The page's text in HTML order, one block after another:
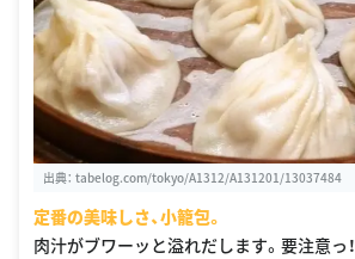
出典： tabelog.com/tokyo/A1312/A131201/13037484
定番の美味しさ、小籠包。
肉汁がブワーッと溢れだします。要注意っ！